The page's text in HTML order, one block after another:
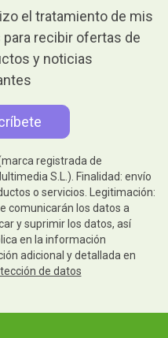
el tratamiento de mis
para recibir ofertas de
y noticias
registrada de
S.L.). Finalidad: envío
o servicios. Legitimación:
comunicarán los datos a
y suprimir los datos, así
en la información
adicional y detallada en
de datos